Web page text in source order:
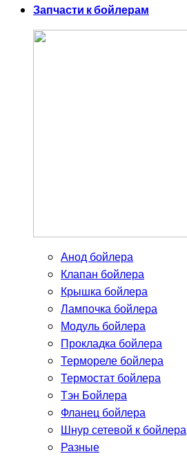
Запчасти к бойлерам
Анод бойлера
Клапан бойлера
Крышка бойлера
Лампочка бойлера
Модуль бойлера
Прокладка бойлера
Термореле бойлера
Термостат бойлера
Тэн Бойлера
Фланец бойлера
Шнур сетевой к бойлера
Разные